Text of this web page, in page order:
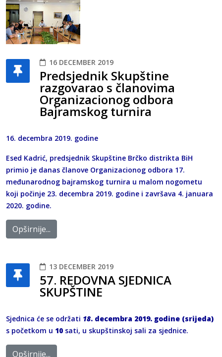
16 DECEMBER 2019
Predsjednik Skupštine
razgovarao s članovima
Organizacionog odbora
Bajramskog turnira
16. decembra 2019. godine
Esed Kadrić, predsjednik Skupštine Brčko distrikta BiH
primio je danas članove Organizacionog odbora 17.
međunarodnog bajramskog turnira u malom nogometu
koji počinje 23. decembra 2019. godine i završava 4. januara
2020. godine.
Opširnije...
13 DECEMBER 2019
57. REDOVNA SJEDNICA
SKUPŠTINE
Sjednica će se održati 18. decembra 2019. godine (srijeda)
s početkom u 10 sati, u skupštinskoj sali za sjednice.
Opširnije...